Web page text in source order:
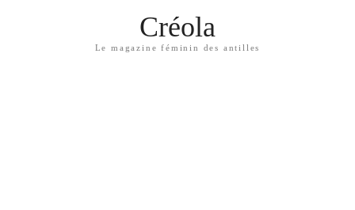
Créola
Le magazine féminin des antilles